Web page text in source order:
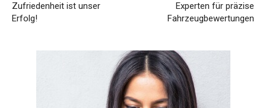
Zufriedenheit ist unser
Erfolg!
Experten für präzise
Fahrzeugbewertungen